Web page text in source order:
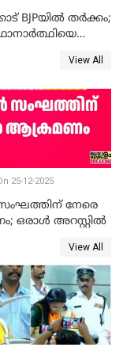
BJPയിൽ തർക്കം;
View All
25-12-2025
നേരെ
ഒരാള്‍ അറസ്റ്റില്‍
View All